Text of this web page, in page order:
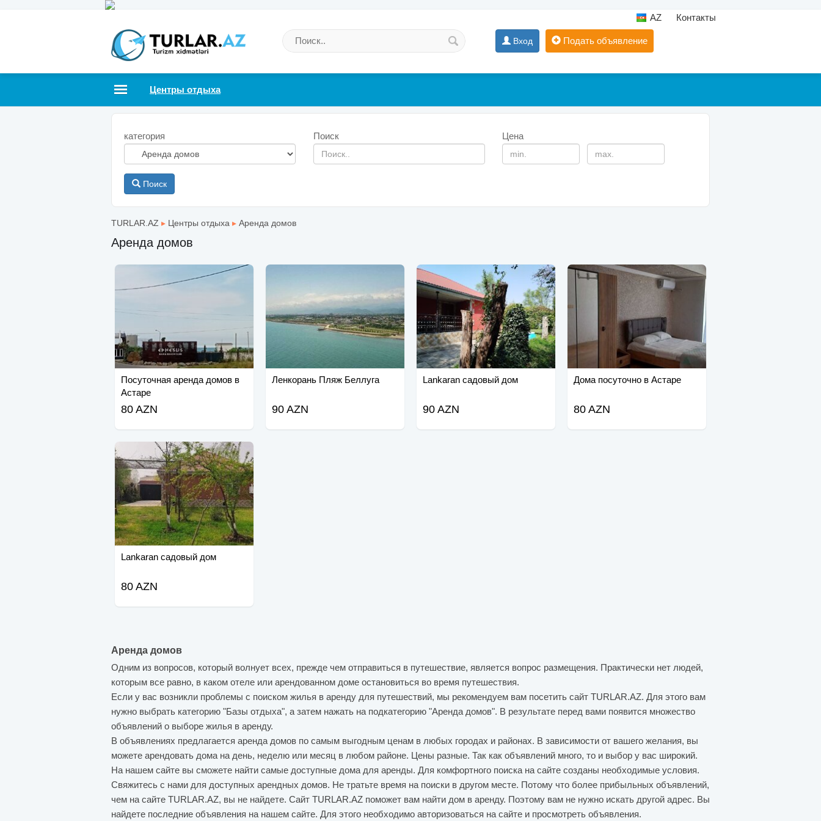
AZ Контакты
Вход Подать объявление
Центры отдыха
категория Поиск Цена
Поиск
TURLAR.AZ ▸ Центры отдыха ▸ Аренда домов
Аренда домов
Посуточная аренда домов в
Астаре
80 AZN
Ленкорань Пляж Беллуга
90 AZN
Lankaran садовый дом
90 AZN
Дома посуточно в Астаре
80 AZN
Lankaran садовый дом
80 AZN
Аренда домов
Одним из вопросов, который волнует всех, прежде чем отправиться в путешествие, является вопрос размещения. Практически нет людей,
которым все равно, в каком отеле или арендованном доме остановиться во время путешествия.
Если у вас возникли проблемы с поиском жилья в аренду для путешествий, мы рекомендуем вам посетить сайт TURLAR.AZ. Для этого вам
нужно выбрать категорию "Базы отдыха", а затем нажать на подкатегорию "Аренда домов". В результате перед вами появится множество
объявлений о выборе жилья в аренду.
В объявлениях предлагается аренда домов по самым выгодным ценам в любых городах и районах. В зависимости от вашего желания, вы
можете арендовать дома на день, неделю или месяц в любом районе. Цены разные. Так как объявлений много, то и выбор у вас широкий.
На нашем сайте вы сможете найти самые доступные дома для аренды. Для комфортного поиска на сайте созданы необходимые условия.
Свяжитесь с нами для доступных арендных домов. Не тратьте время на поиски в другом месте. Потому что более прибыльных объявлений,
чем на сайте TURLAR.AZ, вы не найдете. Сайт TURLAR.AZ поможет вам найти дом в аренду. Поэтому вам не нужно искать другой адрес. Вы
найдете последние объявления на нашем сайте. Для этого необходимо авторизоваться на сайте и просмотреть объявления.